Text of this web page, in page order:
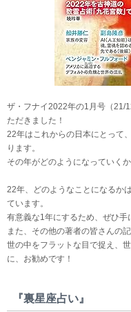
ザ・フナイ2022年の1月号（21/
ただきました！
22年はこれからの日本にとって
ります。
その年がどのようになっていくか
22年、どのようなことになるか
ています。
有意義な1年にするため、ぜひ手
また、その他の著者の皆さんの
世の中をフラットな目で捉え、
に、お勧めです！
『裏星座占い』